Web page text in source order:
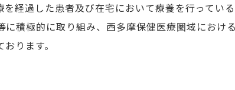
を経過した患者及び在宅において療養を行ってい
に積極的に取り組み、西多摩保健医療圏域におけ
ります。